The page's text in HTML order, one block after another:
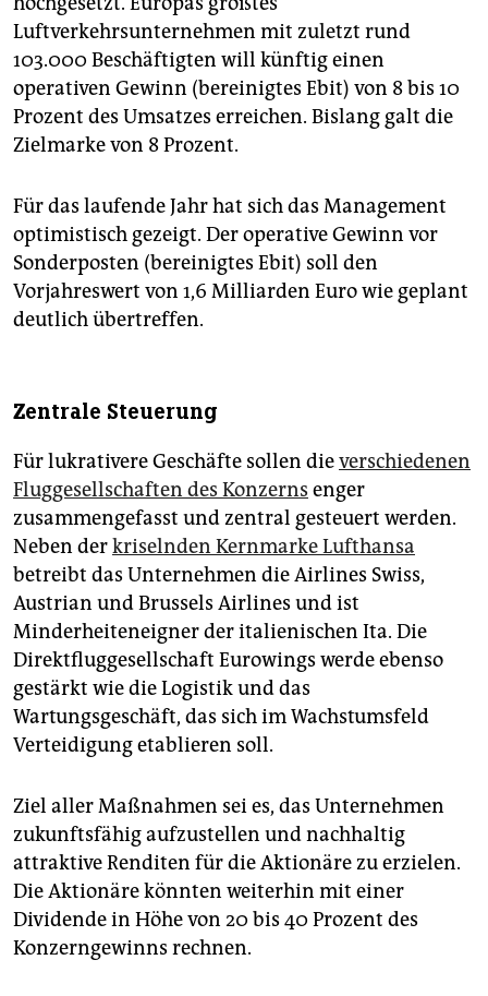
Luftverkehrsunternehmen mit zuletzt rund
103.000 Beschäftigten will künftig einen
operativen Gewinn (bereinigtes Ebit) von 8 bis 10
Prozent des Umsatzes erreichen. Bislang galt die
Zielmarke von 8 Prozent.
Für das laufende Jahr hat sich das Management
optimistisch gezeigt. Der operative Gewinn vor
Sonderposten (bereinigtes Ebit) soll den
Vorjahreswert von 1,6 Milliarden Euro wie geplant
deutlich übertreffen.
Zentrale Steuerung
Für lukrativere Geschäfte sollen dieverschiedenen
Fluggesellschaften des Konzerns enger
zusammengefasst und zentral gesteuert werden.
Neben derkriselnden Kernmarke Lufthansa
betreibt das Unternehmen die Airlines Swiss,
Austrian und Brussels Airlines und ist
Minderheiteneigner der italienischen Ita. Die
Direktfluggesellschaft Eurowings werde ebenso
gestärkt wie die Logistik und das
Wartungsgeschäft, das sich im Wachstumsfeld
Verteidigung etablieren soll.
Ziel aller Maßnahmen sei es, das Unternehmen
zukunftsfähig aufzustellen und nachhaltig
attraktive Renditen für die Aktionäre zu erzielen.
Die Aktionäre könnten weiterhin mit einer
Dividende in Höhe von 20 bis 40 Prozent des
Konzerngewinns rechnen.